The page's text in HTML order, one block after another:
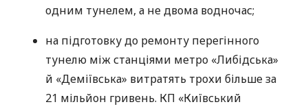
одним тунелем, а не двома водночас;
на підготовку до ремонту перегінного
тунелю між станціями метро «Либідська»
й «Деміївська» витратять трохи більше за
21 мільйон гривень. КП «Київський